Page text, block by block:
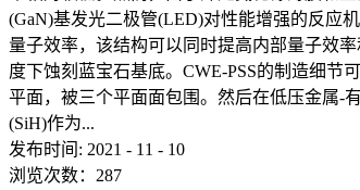
(GaN)基发光二极管(LED)对性能增强的反应
量子效率，该结构可以同时提高内部量子效
度下蚀刻蓝宝石基底。CWE-PSS的制造细节
平面，被三个平面面包围。然后在低压金属-
(SiH)作为...
发布时间: 2021 - 11 - 10
浏览次数： 287